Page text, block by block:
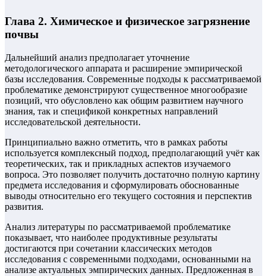
Глава 2. Химическое и физическое загрязнение
почвы
Дальнейший анализ предполагает уточнение
методологического аппарата и расширение эмпирической
базы исследования. Современные подходы к рассматриваемой
проблематике демонстрируют существенное многообразие
позиций, что обусловлено как общим развитием научного
знания, так и спецификой конкретных направлений
исследовательской деятельности.
Принципиально важно отметить, что в рамках работы
используется комплексный подход, предполагающий учёт как
теоретических, так и прикладных аспектов изучаемого
вопроса. Это позволяет получить достаточно полную картину
предмета исследования и сформулировать обоснованные
выводы относительно его текущего состояния и перспектив
развития.
Анализ литературы по рассматриваемой проблематике
показывает, что наиболее продуктивные результаты
достигаются при сочетании классических методов
исследования с современными подходами, основанными на
анализе актуальных эмпирических данных. Предложенная в